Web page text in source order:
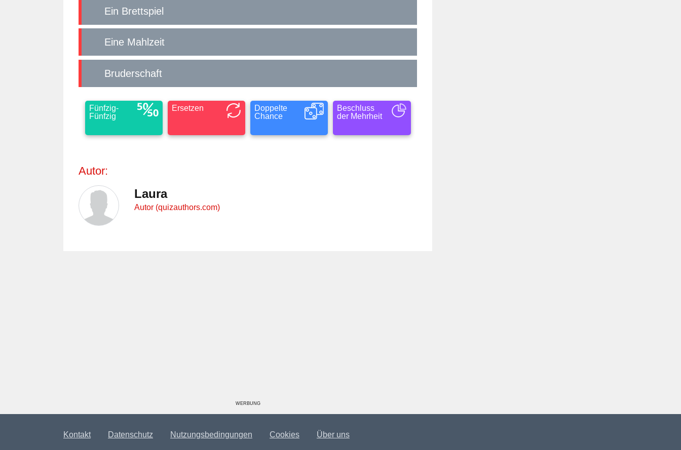
Ein Brettspiel
Eine Mahlzeit
Bruderschaft
Fünfzig-
Fünfzig
Ersetzen
Doppelte
Chance
Beschluss
der Mehrheit
Autor:
Laura
Autor (quizauthors.com)
WERBUNG
Kontakt Datenschutz Nutzungsbedingungen Cookies Über uns